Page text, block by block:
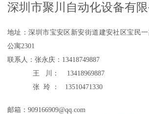
深圳市聚川自动化设备有限
地址：深圳市宝安区新安街道建安社区宝民
公寓2301
联系人：张永庆：13418749887
王 川： 13418969887
张 玲 ： 13510471330
邮箱： 909166909@qq.com